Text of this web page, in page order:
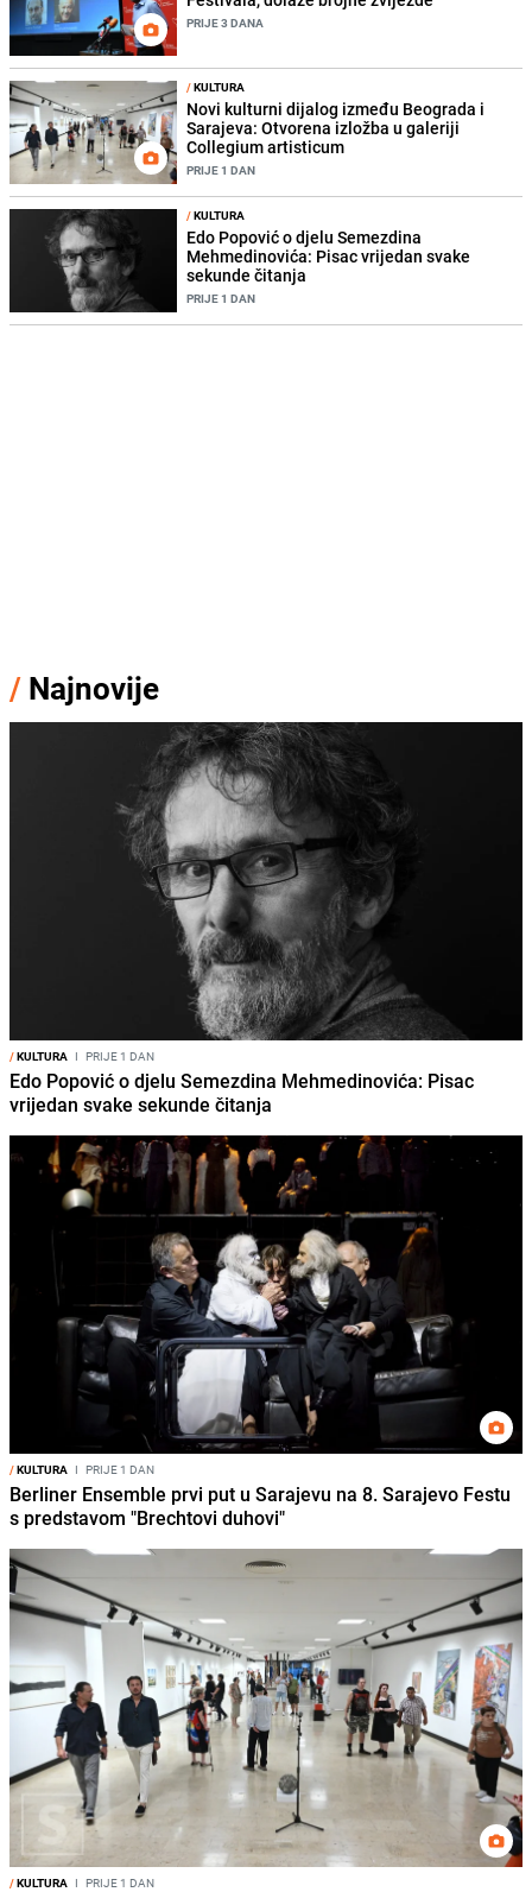
PRIJE 3 DANA
/KULTURA
Novi kulturni dijalog između Beograda i
Sarajeva: Otvorena izložba u galeriji
Collegium artisticum
PRIJE 1 DAN
/KULTURA
Edo Popović o djelu Semezdina
Mehmedinovića: Pisac vrijedan svake
sekunde čitanja
PRIJE 1 DAN
/ Najnovije
/KULTURA I PRIJE 1 DAN
Edo Popović o djelu Semezdina Mehmedinovića: Pisac
vrijedan svake sekunde čitanja
/KULTURA I PRIJE 1 DAN
Berliner Ensemble prvi put u Sarajevu na 8. Sarajevo Festu
s predstavom "Brechtovi duhovi"
/KULTURA I PRIJE 1 DAN